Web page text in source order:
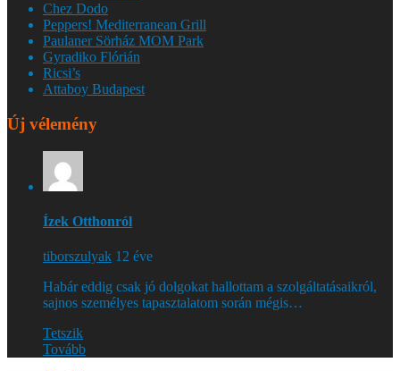
Chez Dodo
Peppers! Mediterranean Grill
Paulaner Sörház MOM Park
Gyradiko Flórián
Ricsi’s
Attaboy Budapest
Új vélemény
Ízek Otthonról
tiborszulyak 12 éve
Habár eddig csak jó dolgokat hallottam a szolgáltatásaikról,
sajnos személyes tapasztalatom során mégis…
Tetszik
Tovább